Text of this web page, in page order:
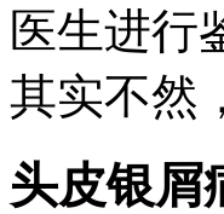
医生进行
其实不然
头皮银屑